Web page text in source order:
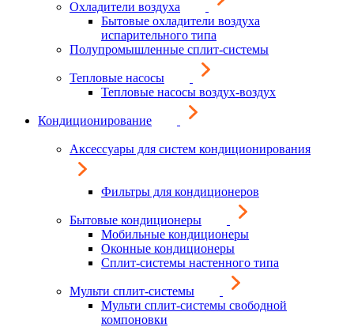
Охладители воздуха
Бытовые охладители воздуха
испарительного типа
Полупромышленные сплит-системы
Тепловые насосы
Тепловые насосы воздух-воздух
Кондиционирование
Аксессуары для систем кондиционирования
Фильтры для кондиционеров
Бытовые кондиционеры
Мобильные кондиционеры
Оконные кондиционеры
Сплит-системы настенного типа
Мульти сплит-системы
Мульти сплит-системы свободной
компоновки